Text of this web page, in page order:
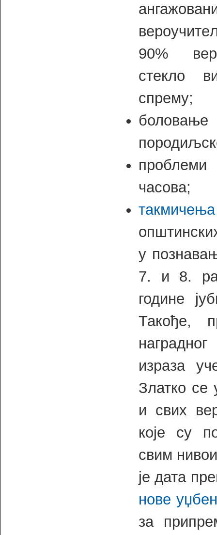
90%
стекло
спрему;
часова;
такмичења
у
7. и 8.
године
Такође,
израза
Златко се
и свих
које су
свим
је дата
нове
за